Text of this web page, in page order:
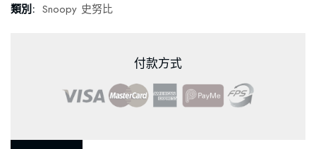
類別: Snoopy 史努比
付款方式